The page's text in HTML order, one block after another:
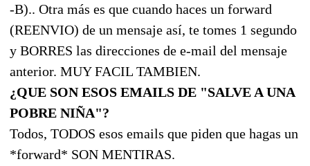
-B).. Otra más es que cuando haces un forward
(REENVIO) de un mensaje así, te tomes 1 segundo
y BORRES las direcciones de e-mail del mensaje
anterior. MUY FACIL TAMBIEN.
¿QUE SON ESOS EMAILS DE "SALVE A UNA
POBRE NIÑA"?
Todos, TODOS esos emails que piden que hagas un
*forward* SON MENTIRAS.